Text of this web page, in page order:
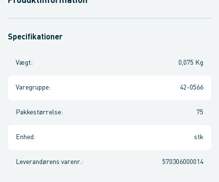
Specifikationer
Vægt: 0,075 Kg
Varegruppe: 42-0566
Pakkestørrelse: 75
Enhed : stk
Leverandørens varenr. : 570306000014